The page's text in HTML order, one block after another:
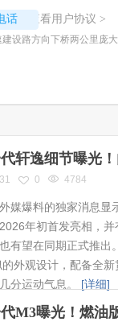
话 查看用户协议 >
设路方向下桥两公里庞
轩逸细节曝光
0 4784
媒爆料的独家消息显
年初首发亮相，
有望在同期正式推出
外观设计，配备全
分运动气息。 [详细]
M3曝光！燃油